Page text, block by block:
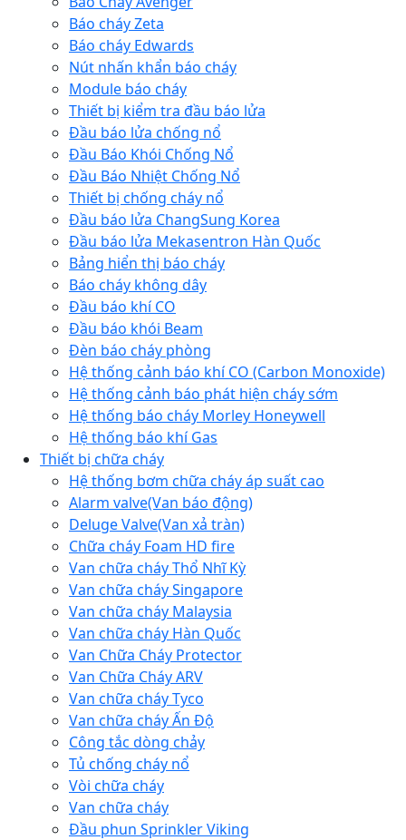
Báo cháy Zeta
Báo cháy Edwards
Nút nhấn khẩn báo cháy
Module báo cháy
Thiết bị kiểm tra đầu báo lửa
Đầu báo lửa chống nổ
Đầu Báo Khói Chống Nổ
Đầu Báo Nhiệt Chống Nổ
Thiết bị chống cháy nổ
Đầu báo lửa ChangSung Korea
Đầu báo lửa Mekasentron Hàn Quốc
Bảng hiển thị báo cháy
Báo cháy không dây
Đầu báo khí CO
Đầu báo khói Beam
Đèn báo cháy phòng
Hệ thống cảnh báo khí CO (Carbon Monoxide)
Hệ thống cảnh báo phát hiện cháy sớm
Hệ thống báo cháy Morley Honeywell
Hệ thống báo khí Gas
Thiết bị chữa cháy
Hệ thống bơm chữa cháy áp suất cao
Alarm valve(Van báo động)
Deluge Valve(Van xả tràn)
Chữa cháy Foam HD fire
Van chữa cháy Thổ Nhĩ Kỳ
Van chữa cháy Singapore
Van chữa cháy Malaysia
Van chữa cháy Hàn Quốc
Van Chữa Cháy Protector
Van Chữa Cháy ARV
Van chữa cháy Tyco
Van chữa cháy Ấn Độ
Công tắc dòng chảy
Tủ chống cháy nổ
Vòi chữa cháy
Van chữa cháy
Đầu phun Sprinkler Viking